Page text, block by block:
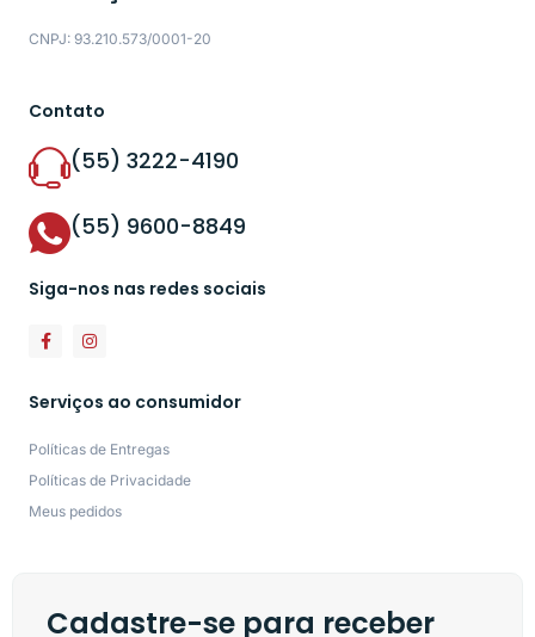
CNPJ: 93.210.573/0001-20
Contato
(55) 3222-4190
(55) 9600-8849
Siga-nos nas redes sociais
Serviços ao consumidor
Políticas de Entregas
Políticas de Privacidade
Meus pedidos
Cadastre-se para receber